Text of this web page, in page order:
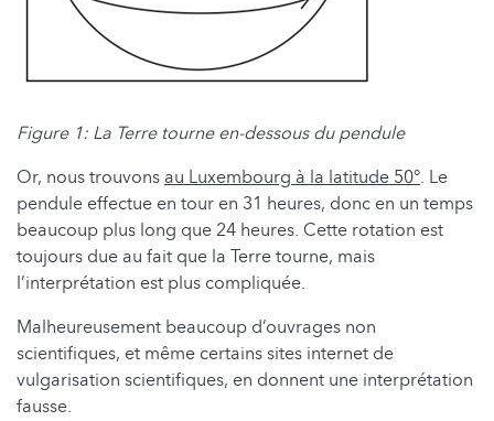
Figure 1: La Terre tourne en-dessous du pendule
Or, nous trouvons au Luxembourg à la latitude 50°. Le
pendule effectue en tour en 31 heures, donc en un temps
beaucoup plus long que 24 heures. Cette rotation est
toujours due au fait que la Terre tourne, mais
l’interprétation est plus compliquée.
Malheureusement beaucoup d’ouvrages non
scientifiques, et même certains sites internet de
vulgarisation scientifiques, en donnent une interprétation
fausse.